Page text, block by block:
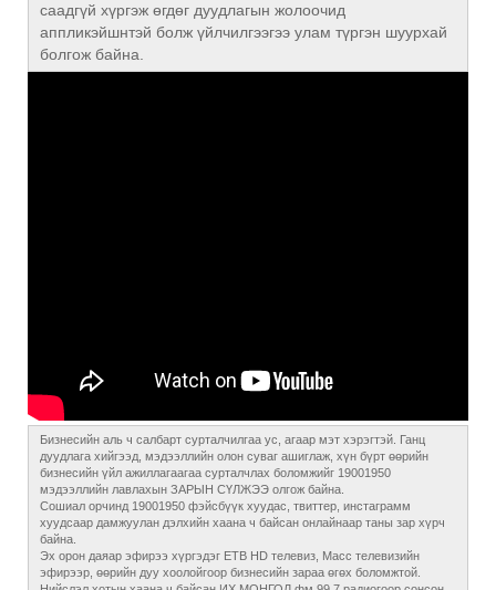
саадгүй хүргэж өгдөг дуудлагын жолоочид
аппликэйшнтэй болж үйлчилгээгээ улам түргэн шуурхай
болгож байна.
Бизнесийн аль ч салбарт сурталчилгаа ус, агаар мэт хэрэгтэй. Ганц
дуудлага хийгээд, мэдээллийн олон суваг ашиглаж, хүн бүрт өөрийн
бизнесийн үйл ажиллагаагаа сурталчлах боломжийг 19001950
мэдээллийн лавлахын ЗАРЫН СҮЛЖЭЭ олгож байна.
Сошиал орчинд 19001950 фэйсбүүк хуудас, твиттер, инстаграмм
хуудсаар дамжуулан дэлхийн хаана ч байсан онлайнаар таны зар хүрч
байна.
Эх орон даяар эфирээ хүргэдэг ЕТВ HD телевиз, Масс телевизийн
эфирээр, өөрийн дуу хоолойгоор бизнесийн зараа өгөх боломжтой.